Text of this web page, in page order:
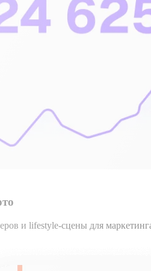
и lifestyle-сцены для